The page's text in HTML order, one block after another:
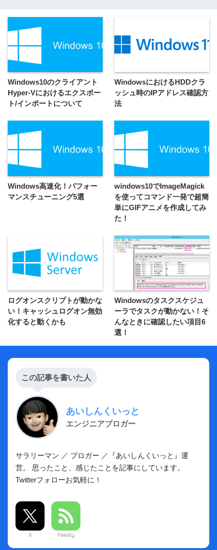
Windows10のクライアント
Hyper-Vにおけるエクスポー
ト/インポートについて
WindowsにおけるHDDクラ
ッシュ時のIPアドレス確認方
法
Windows高速化！パフォー
マンスチューニング5選
windows10でImageMagick
を使ってコマンド一発で超簡
単にGIFアニメを作成してみ
た！
ログオンスクリプトが動かな
い！キャッシュログオン無効
化すると動くかも
Windowsのタスクスケジュ
ーラでタスクが動かない！そ
んなときに確認したい項目6
選！
この記事を書いた人
あいしんくいっと
エンジニアブロガー
サラリーマン ／ ブロガー ／『あいしんくいっと』運
営。 思ったこと、感じたことを記事にしています。
Twitterフォローお気軽に！
X Feedly